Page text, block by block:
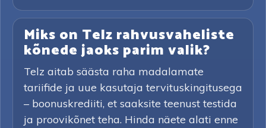
Miks on Telz rahvusvaheliste
kõnede jaoks parim valik?
Telz aitab säästa raha madalamate
tariifide ja uue kasutaja tervituskingitusega
– boonuskrediiti, et saaksite teenust testida
ja proovikõnet teha. Hinda näete alati enne